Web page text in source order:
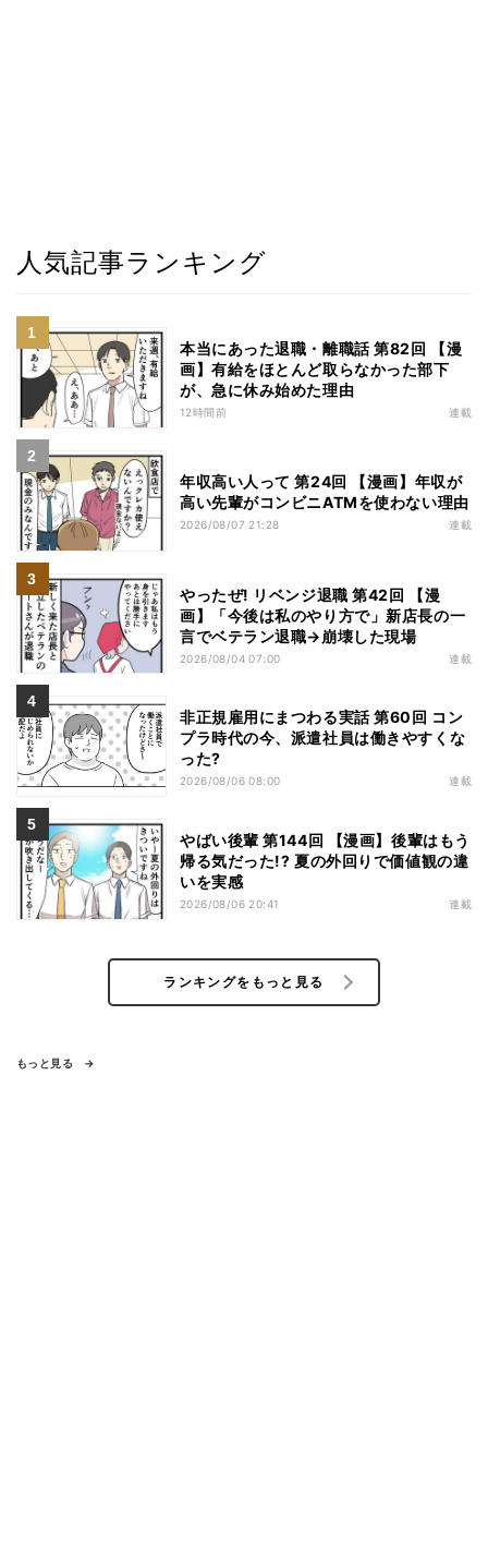
人気記事ランキング
本当にあった退職・離職話 第82回 【漫
画】有給をほとんど取らなかった部下
が、急に休み始めた理由
12時間前 連載
年収高い人って 第24回 【漫画】年収が
高い先輩がコンビニATMを使わない理由
2026/08/07 21:28 連載
やったぜ! リベンジ退職 第42回 【漫
画】「今後は私のやり方で」新店長の一
言でベテラン退職→崩壊した現場
2026/08/04 07:00 連載
非正規雇用にまつわる実話 第60回 コン
プラ時代の今、派遣社員は働きやすくな
った?
2026/08/06 08:00 連載
やばい後輩 第144回 【漫画】後輩はもう
帰る気だった!? 夏の外回りで価値観の違
いを実感
2026/08/06 20:41 連載
ランキングをもっと見る
もっと見る